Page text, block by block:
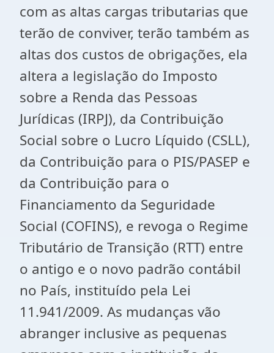
com as altas cargas tributarias que
terão de conviver, terão também as
altas dos custos de obrigações, ela
altera a legislação do Imposto
sobre a Renda das Pessoas
Jurídicas (IRPJ), da Contribuição
Social sobre o Lucro Líquido (CSLL),
da Contribuição para o PIS/PASEP e
da Contribuição para o
Financiamento da Seguridade
Social (COFINS), e revoga o Regime
Tributário de Transição (RTT) entre
o antigo e o novo padrão contábil
no País, instituído pela Lei
11.941/2009. As mudanças vão
abranger inclusive as pequenas